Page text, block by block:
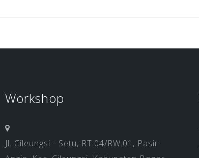
Workshop
Jl. Cileungsi - Setu, RT.04/RW.01, Pasir